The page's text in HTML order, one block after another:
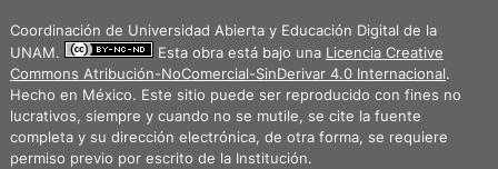
Coordinación de Universidad Abierta y Educación Digital de la
UNAM.
Esta obra está bajo una Licencia Creative
Commons Atribución-NoComercial-SinDerivar 4.0 Internacional.
Hecho en México. Este sitio puede ser reproducido con fines no
lucrativos, siempre y cuando no se mutile, se cite la fuente
completa y su dirección electrónica, de otra forma, se requiere
permiso previo por escrito de la Institución.